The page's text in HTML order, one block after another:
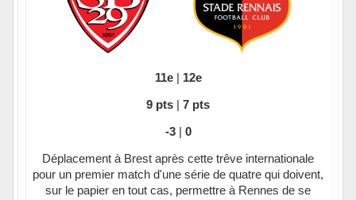
11e| 12e
9 pts | 7 pts
-3| 0
Déplacement à Brest après cette trêve internationale
pour un premier match d'une série de quatre qui doivent,
sur le papier en tout cas, permettre à Rennes de se